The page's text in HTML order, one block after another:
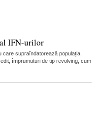
IFN-urilor
care supraîndatorează populația.
împrumuturi de tip revolving, cum